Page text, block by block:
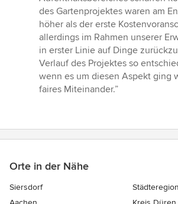
des Gartenprojektes waren am
höher als der erste
allerdings im Rahmen unserer
in erster Linie auf Dinge
Verlauf des Projektes so
wenn es um diesen Aspekt ging
faires Miteinander.”
Orte in der Nähe
Siersdorf